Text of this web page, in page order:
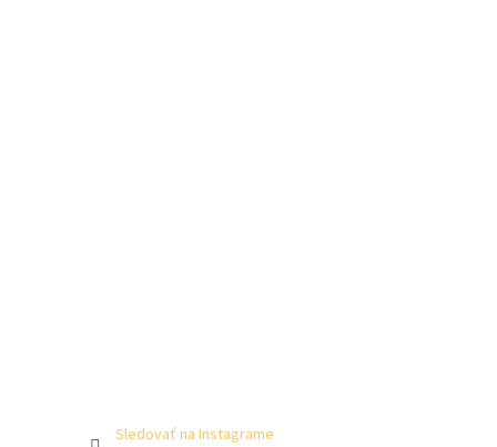
Sledovať na Instagrame